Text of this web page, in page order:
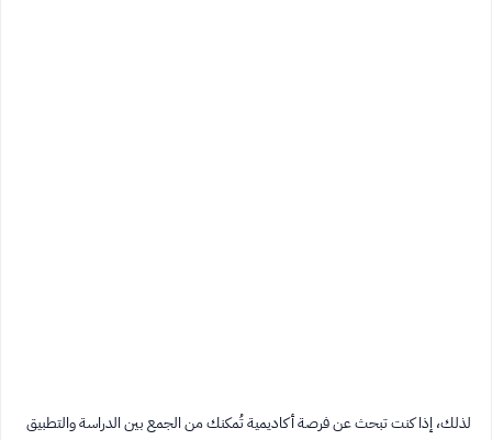
لذلك، إذا كنت تبحث عن فرصة أكاديمية تُمكنك من الجمع بين الدراسة والتطبيق